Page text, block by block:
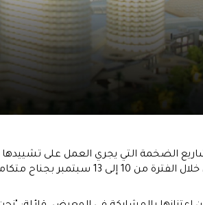
الضخمة التي يجري العمل على
سبتمبر بجناح متكامل ومتميز.